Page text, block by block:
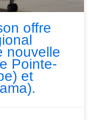
offre
nouvelle
Pointe-
et